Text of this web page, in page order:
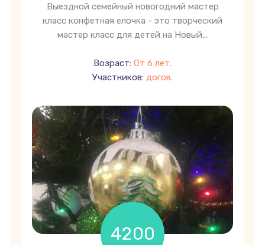
Выездной семейный новогодний мастер
класс конфетная елочка - это творческий
мастер класс для детей на Новый...
Возраст: От 6 лет.
Участников: догов.
4200